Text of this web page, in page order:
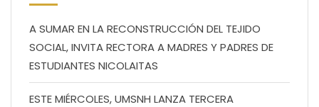
A SUMAR EN LA RECONSTRUCCIÓN DEL TEJIDO
SOCIAL, INVITA RECTORA A MADRES Y PADRES DE
ESTUDIANTES NICOLAITAS
ESTE MIÉRCOLES, UMSNH LANZA TERCERA